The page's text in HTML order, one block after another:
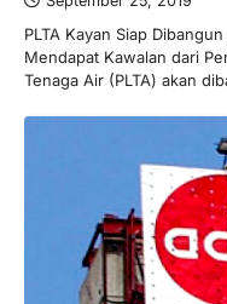
PLTA Kayan Siap
Mendapat Kawalan dari
Tenaga Air (PLTA) akan
PT
baru